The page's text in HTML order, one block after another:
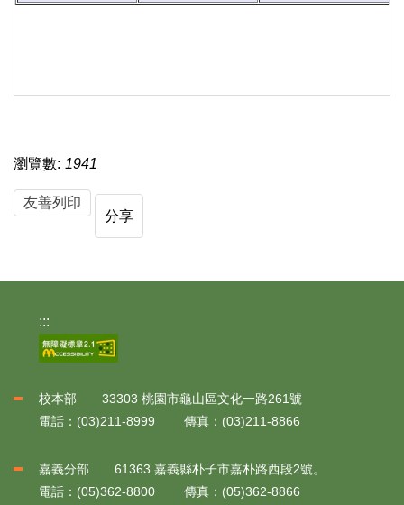
瀏覽數: 1941
友善列印
分享
:::
校本部 33303 桃園市龜山區文化一路261號
電話：(03)211-8999 傳真：(03)211-8866
嘉義分部 61363 嘉義縣朴子市嘉朴路西段2號。
電話：(05)362-8800 傳真：(05)362-8866